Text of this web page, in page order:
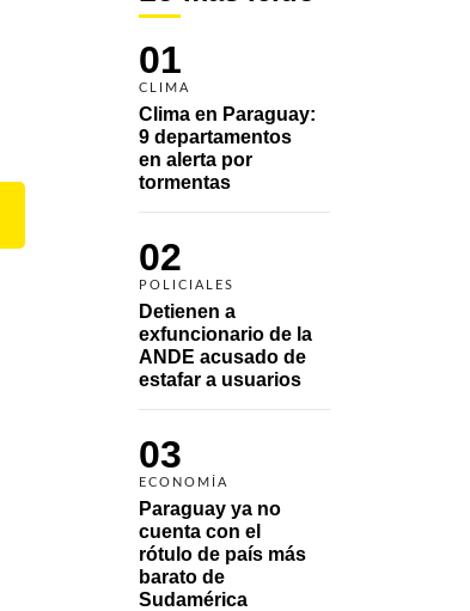
01
CLIMA
Clima en Paraguay:
9 departamentos
en alerta por
tormentas
02
POLICIALES
Detienen a
exfuncionario de la
ANDE acusado de
estafar a usuarios
03
ECONOMÍA
Paraguay ya no
cuenta con el
rótulo de país más
barato de
Sudamérica